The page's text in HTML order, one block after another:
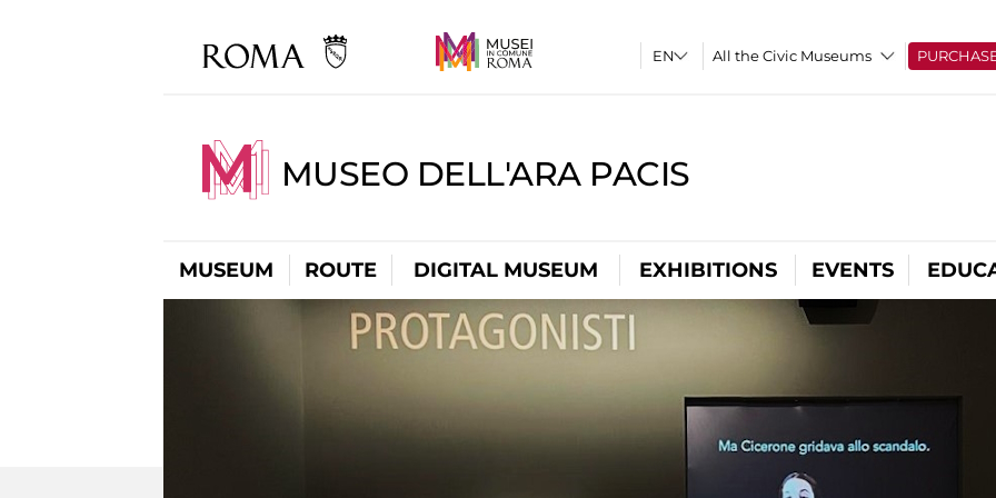
All the Civic Museums
MUSEO DELL'ARA PACIS
MUSEUM ROUTE DIGITAL MUSEUM EXHIBITIONS EVENTS